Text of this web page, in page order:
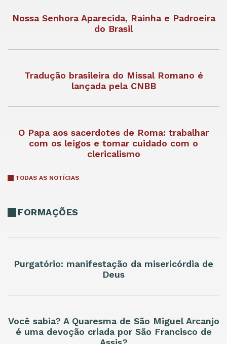
Nossa Senhora Aparecida, Rainha e Padroeira
do Brasil
Tradução brasileira do Missal Romano é
lançada pela CNBB
O Papa aos sacerdotes de Roma: trabalhar
com os leigos e tomar cuidado com o
clericalismo
TODAS AS NOTÍCIAS
FORMAÇÕES
Purgatório: manifestação da misericórdia de
Deus
Você sabia? A Quaresma de São Miguel Arcanjo
é uma devoção criada por São Francisco de